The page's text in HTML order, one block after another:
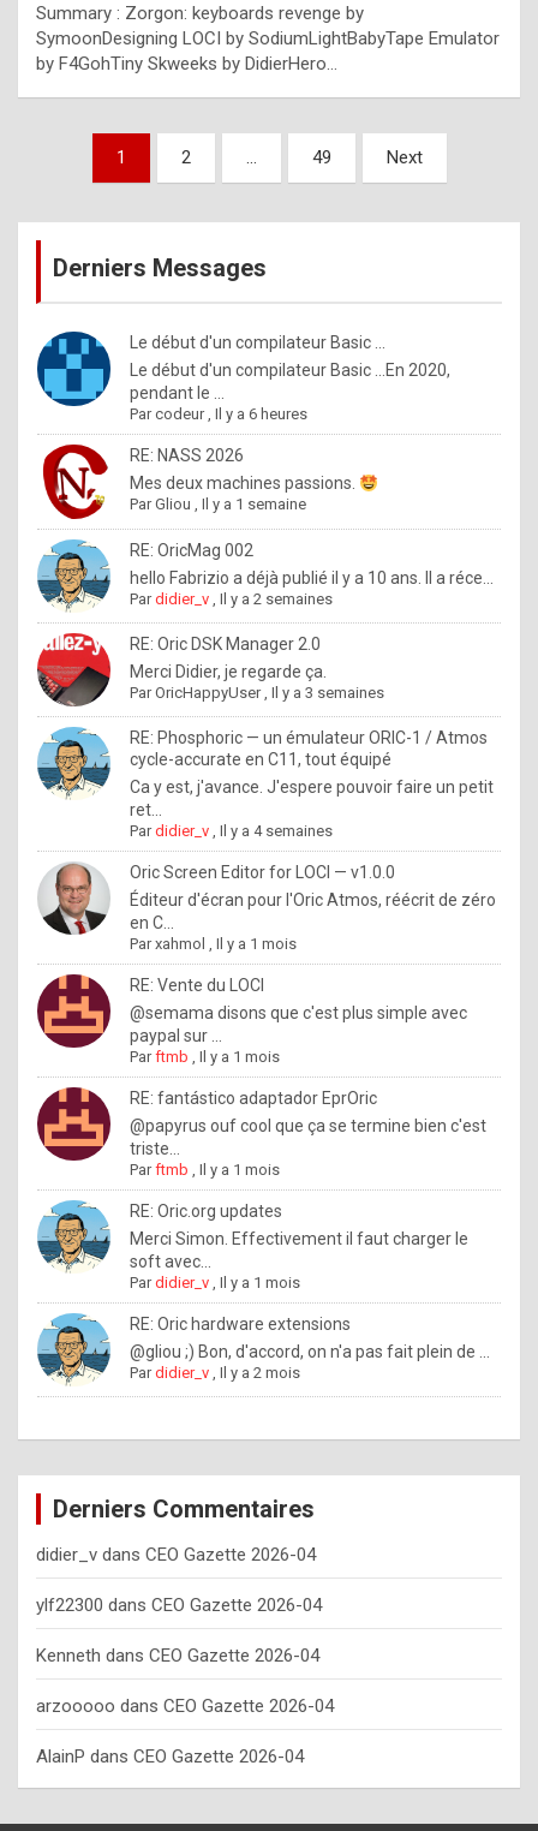
l
e
x
a
%
m
a
d
b
y
o
l
e
x
.
I
f
y
o
u
w
a
n
t
o
n
o
w
h
o
w
o
e
y
o
u
s
h
o
Summary : Zorgon: keyboards revenge by
SymoonDesigning LOCI by SodiumLightBabyTape Emulator
by F4GohTiny Skweeks by DidierHero…
Pagination
publications
1 2 … 49 Next
Derniers Messages
Le début d'un compilateur Basic ...
Le début d'un compilateur Basic ...En 2020,
pendant le ...
Parcodeur,Il y a 6 heures
RE: NASS 2026
Mes deux machines passions.
ParGliou ,Il y a 1 semaine
RE: OricMag 002
hello Fabrizio a déjà publié il y a 10 ans. Il a réce...
Pardidier_v ,Il y a 2 semaines
RE: Oric DSK Manager 2.0
Merci Didier, je regarde ça.
ParOricHappyUser,Il y a 3 semaines
RE: Phosphoric — un émulateur ORIC-1 / Atmos
cycle-accurate en C11, tout équipé
Ca y est, j'avance. J'espere pouvoir faire un petit
ret...
Pardidier_v ,Il y a 4 semaines
Oric Screen Editor for LOCI — v1.0.0
Éditeur d'écran pour l'Oric Atmos, réécrit de zéro
en C...
Parxahmol ,Il y a 1 mois
RE: Vente du LOCI
@semama disons que c'est plus simple avec
paypal sur ...
Parftmb ,Il y a 1 mois
RE: fantástico adaptador EprOric
@papyrus ouf cool que ça se termine bien c'est
triste...
Parftmb ,Il y a 1 mois
RE: Oric.org updates
Merci Simon. Effectivement il faut charger le
soft avec...
Pardidier_v ,Il y a 1 mois
RE: Oric hardware extensions
@gliou ;) Bon, d'accord, on n'a pas fait plein de ...
Pardidier_v ,Il y a 2 mois
Derniers Commentaires
didier_v dans CEO Gazette 2026-04
ylf22300 dans CEO Gazette 2026-04
Kenneth dans CEO Gazette 2026-04
arzooooo dans CEO Gazette 2026-04
AlainP dans CEO Gazette 2026-04